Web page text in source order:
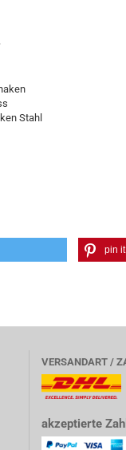
Stahl
pin it
VERSANDART /
akzeptierte